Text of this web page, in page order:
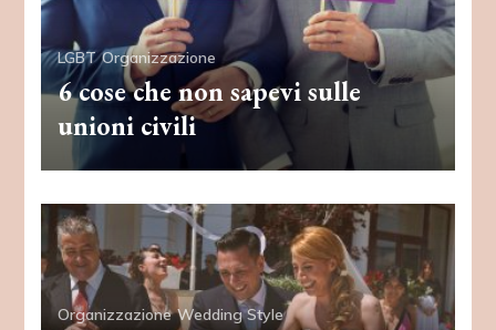
LGBT Organizzazione
6 cose che non sapevi sulle
unioni civili
Organizzazione Wedding Style